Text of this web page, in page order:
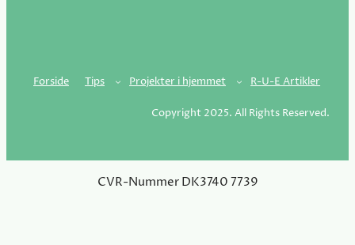
Forside Tips Projekter i hjemmet R-U-E Artikler
Copyright 2025. All Rights Reserved.
CVR-Nummer DK3740 7739